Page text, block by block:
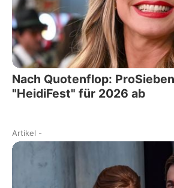
Nach Quotenflop:
"HeidiFest" für 2026 ab
Artikel -